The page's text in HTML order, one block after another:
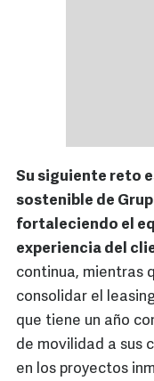
Su siguiente reto
sostenible de
fortaleciendo el
experiencia del
continua, mientras
consolidar el
que tiene un año
de movilidad a sus
en los proyectos